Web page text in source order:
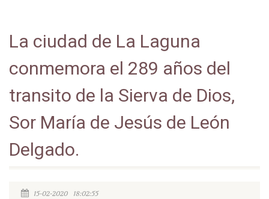
La ciudad de La Laguna
conmemora el 289 años del
transito de la Sierva de Dios,
Sor María de Jesús de León
Delgado.
15-02-2020 18:02:55